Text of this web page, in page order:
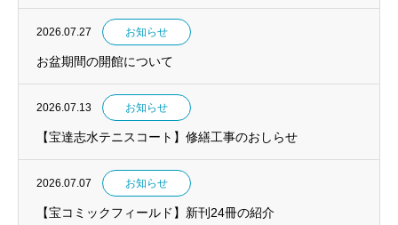
2026.07.27 お知らせ
お盆期間の開館について
2026.07.13 お知らせ
【宝達志水テニスコート】修繕工事のおしらせ
2026.07.07 お知らせ
【宝コミックフィールド】新刊24冊の紹介